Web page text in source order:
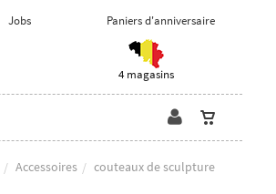
Jobs Paniers d'anniversaire
4 magasins
Accessoires couteaux de sculpture